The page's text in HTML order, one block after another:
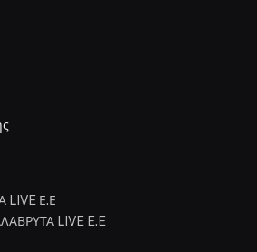
LIVE Ε.Ε
LIVE E.E